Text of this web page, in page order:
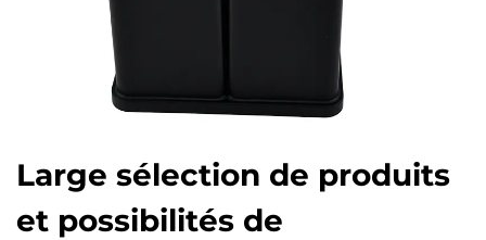
Large sélection de produits
et possibilités de